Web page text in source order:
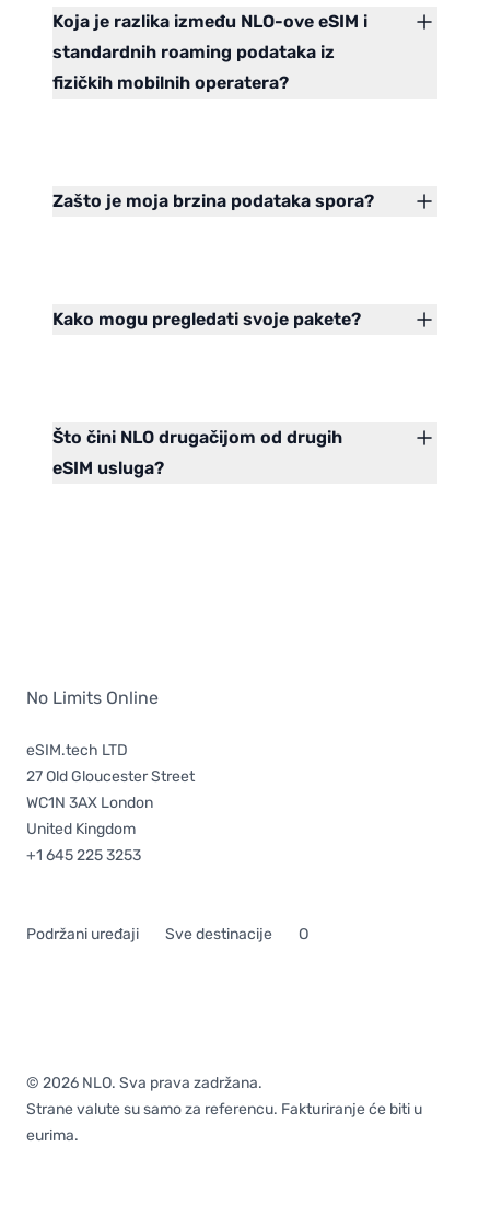
Koja je razlika između NLO-ove eSIM i
standardnih roaming podataka iz
fizičkih mobilnih operatera?
Zašto je moja brzina podataka spora?
Kako mogu pregledati svoje pakete?
Što čini NLO drugačijom od drugih
eSIM usluga?
No Limits Online
eSIM.tech LTD
27 Old Gloucester Street
WC1N 3AX London
United Kingdom
+1 645 225 3253
Podržani uređaji Sve destinacije O
© 2026 NLO. Sva prava zadržana.
Strane valute su samo za referencu. Fakturiranje će biti u
eurima.